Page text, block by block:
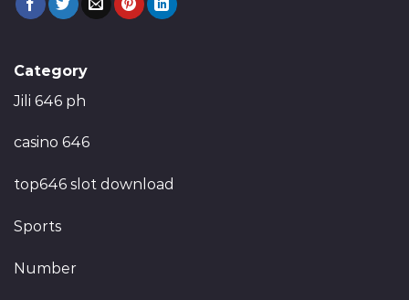
Category
Jili 646 ph
casino 646
top646 slot download
Sports
Number